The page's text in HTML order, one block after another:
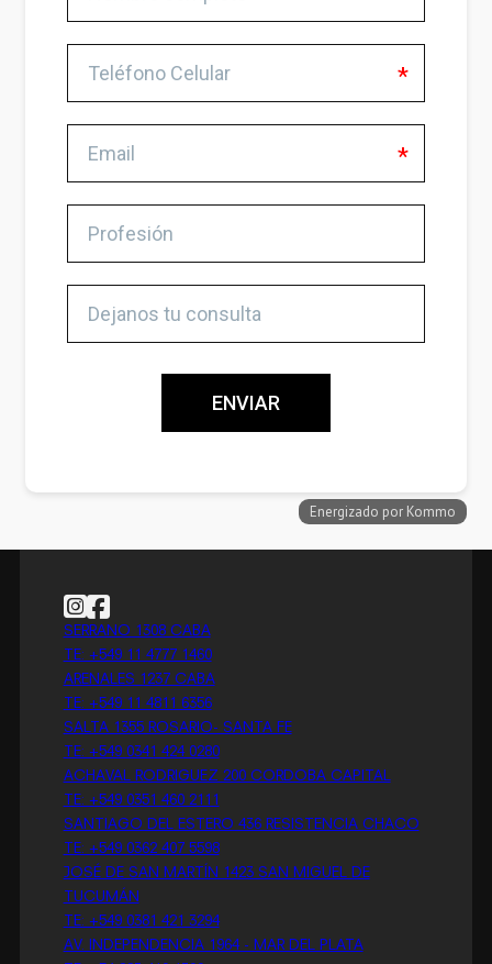
Follow us on Instagram
Follow us on Facebook
SERRANO 1308 CABA
TE: +549 11 4777 1460
ARENALES 1237 CABA
TE: +549 11 4811 6356
SALTA 1355 ROSARIO- SANTA FE
TE: +549 0341 424 0280
ACHAVAL RODRIGUEZ 200 CORDOBA CAPITAL
TE: +549 0351 460 2111
SANTIAGO DEL ESTERO 436 RESISTENCIA CHACO
TE: +549 0362 407 5598
JOSÉ DE SAN MARTÍN 1423 SAN MIGUEL DE
TUCUMÁN
TE: +549 0381 421 3294
AV. INDEPENDENCIA 1964 - MAR DEL PLATA